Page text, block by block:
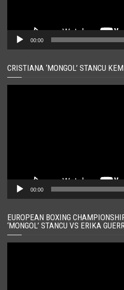
00:00
CRISTIANA ‘MONGOL’ STANCU
00:00
EUROPEAN BOXING
‘MONGOL’ STANCU VS ERIKA